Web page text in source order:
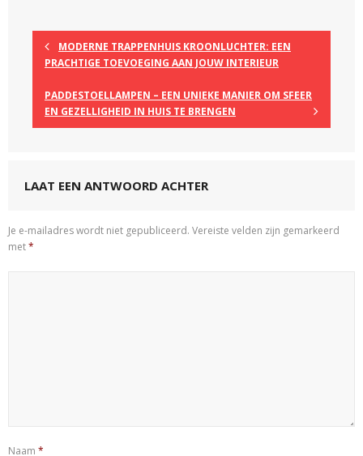
MODERNE TRAPPENHUIS KROONLUCHTER: EEN
PRACHTIGE TOEVOEGING AAN JOUW INTERIEUR
PADDESTOELLAMPEN – EEN UNIEKE MANIER OM SFEER
EN GEZELLIGHEID IN HUIS TE BRENGEN
LAAT EEN ANTWOORD ACHTER
Je e-mailadres wordt niet gepubliceerd. Vereiste velden zijn gemarkeerd
met*
Naam *